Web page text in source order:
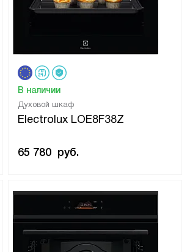
Духовой шкаф
Electrolux LOE8F38Z
В наличии
65 780 руб.